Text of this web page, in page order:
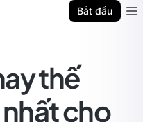
Bắt đầu
thế
cho